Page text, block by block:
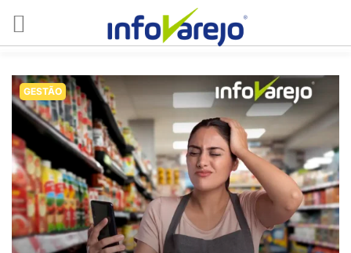
GESTÃO